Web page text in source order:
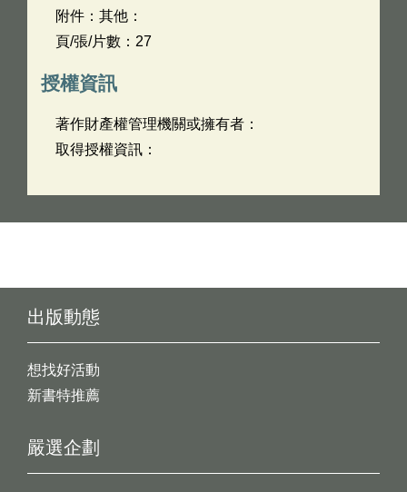
附件：其他：
頁/張/片數：27
授權資訊
著作財產權管理機關或擁有者：
取得授權資訊：
出版動態
想找好活動
新書特推薦
嚴選企劃